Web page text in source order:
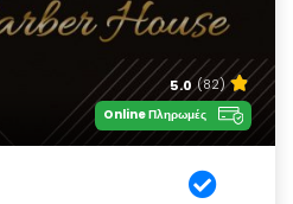
5.0 (82)
Online Πληρωμές